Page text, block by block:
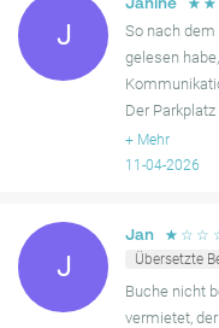
J
Janine ☆ ☆
So nach
gelesen
Der
einzige
+ Mehr
11-04-2026
J
Jan ☆ ☆ ☆
Übersetzte
Buche nicht
vermietet,